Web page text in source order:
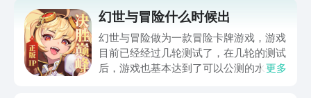
息，目前游戏正常进行测试，大家可以提
前体验游戏，那下面就给大家带来幻世与
冒险正版测试地址分享。
幻世与冒险什么时候出
幻世与冒险做为一款冒险卡牌游戏，游戏
目前已经经过几轮测试了，在几轮的测试
后，游戏也基本达到了可以公测的水平更多